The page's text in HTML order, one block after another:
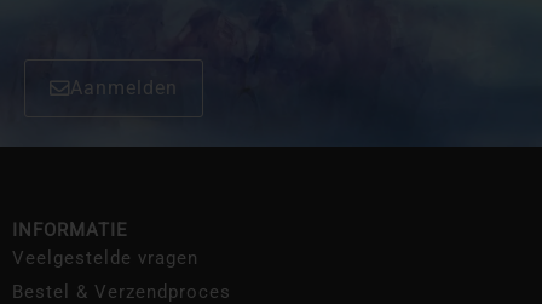
Aanmelden
INFORMATIE
Veelgestelde vragen
Bestel & Verzendproces